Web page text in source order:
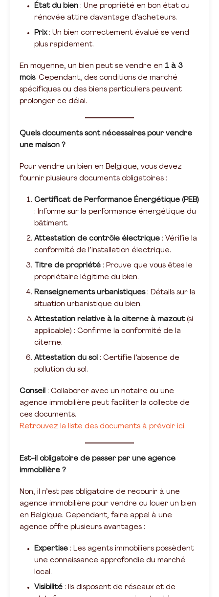
État du bien : Une propriété en bon état ou
rénovée attire davantage d’acheteurs.
Prix: Un bien correctement évalué se vend
plus rapidement.
En moyenne, un bien peut se vendre en 1 à 3
mois. Cependant, des conditions de marché
spécifiques ou des biens particuliers peuvent
prolonger ce délai.
Quels documents sont nécessaires pour vendre
une maison ?
Pour vendre un bien en Belgique, vous devez
fournir plusieurs documents obligatoires :
Certificat de Performance Énergétique (PEB)
: Informe sur la performance énergétique du
bâtiment.
Attestation de contrôle électrique : Vérifie la
conformité de l’installation électrique.
Titre de propriété : Prouve que vous êtes le
propriétaire légitime du bien.
Renseignements urbanistiques: Détails sur la
situation urbanistique du bien.
Attestation relative à la citerne à mazout(si
applicable) : Confirme la conformité de la
citerne.
Attestation du sol : Certifie l’absence de
pollution du sol.
Conseil : Collaborer avec un notaire ou une
agence immobilière peut faciliter la collecte de
ces documents.
Retrouvez la liste des documents à prévoir ici.
Est-il obligatoire de passer par une agence
immobilière ?
Non, il n’est pas obligatoire de recourir à une
agence immobilière pour vendre ou louer un bien
en Belgique. Cependant, faire appel à une
agence offre plusieurs avantages :
Expertise : Les agents immobiliers possèdent
une connaissance approfondie du marché
local.
Visibilité : Ils disposent de réseaux et de